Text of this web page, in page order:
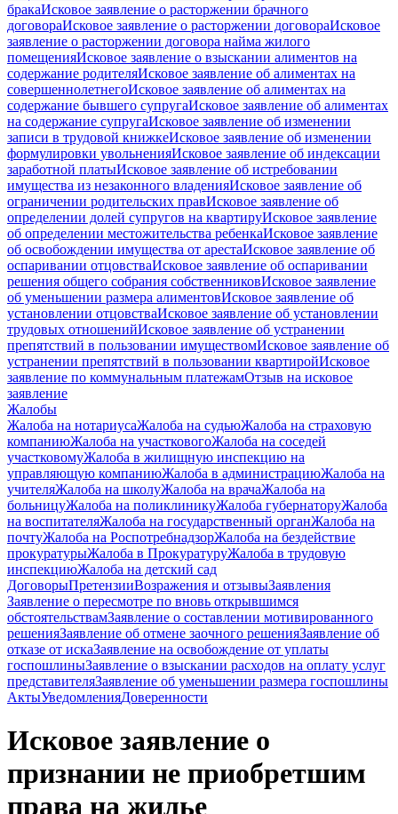
бракаИсковое заявление о расторжении брачного
договораИсковое заявление о расторжении договораИсковое
заявление о расторжении договора найма жилого
помещенияИсковое заявление о взыскании алиментов на
содержание родителяИсковое заявление об алиментах на
совершеннолетнегоИсковое заявление об алиментах на
содержание бывшего супругаИсковое заявление об алиментах
на содержание супругаИсковое заявление об изменении
записи в трудовой книжкеИсковое заявление об изменении
формулировки увольненияИсковое заявление об индексации
заработной платыИсковое заявление об истребовании
имущества из незаконного владенияИсковое заявление об
ограничении родительских правИсковое заявление об
определении долей супругов на квартируИсковое заявление
об определении местожительства ребенкаИсковое заявление
об освобождении имущества от арестаИсковое заявление об
оспаривании отцовстваИсковое заявление об оспаривании
решения общего собрания собственниковИсковое заявление
об уменьшении размера алиментовИсковое заявление об
установлении отцовстваИсковое заявление об установлении
трудовых отношенийИсковое заявление об устранении
препятствий в пользовании имуществомИсковое заявление об
устранении препятствий в пользовании квартиройИсковое
заявление по коммунальным платежамОтзыв на исковое
заявление
Жалобы
Жалоба на нотариусаЖалоба на судьюЖалоба на страховую
компаниюЖалоба на участковогоЖалоба на соседей
участковомуЖалоба в жилищную инспекцию на
управляющую компаниюЖалоба в администрациюЖалоба на
учителяЖалоба на школуЖалоба на врачаЖалоба на
больницуЖалоба на поликлиникуЖалоба губернаторуЖалоба
на воспитателяЖалоба на государственный органЖалоба на
почтуЖалоба на РоспотребнадзорЖалоба на бездействие
прокуратурыЖалоба в ПрокуратуруЖалоба в трудовую
инспекциюЖалоба на детский сад
ДоговорыПретензииВозражения и отзывыЗаявления
Заявление о пересмотре по вновь открывшимся
обстоятельствамЗаявление о составлении мотивированного
решенияЗаявление об отмене заочного решенияЗаявление об
отказе от искаЗаявление на освобождение от уплаты
госпошлиныЗаявление о взыскании расходов на оплату услуг
представителяЗаявление об уменьшении размера госпошлины
АктыУведомленияДоверенности
Исковое заявление о
признании не приобретшим
права на жилье